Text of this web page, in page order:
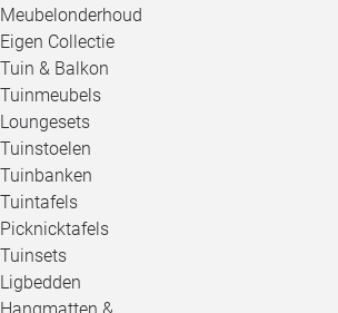
Meubelonderhoud
Eigen Collectie
Tuin & Balkon
Tuinmeubels
Loungesets
Tuinstoelen
Tuinbanken
Tuintafels
Picknicktafels
Tuinsets
Ligbedden